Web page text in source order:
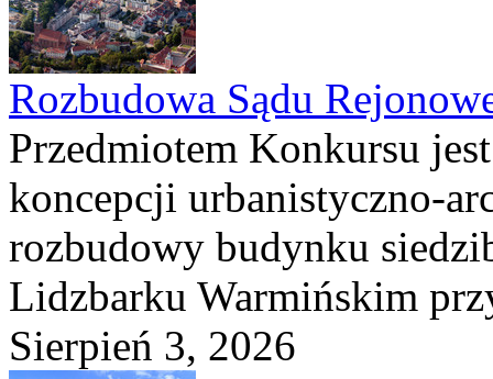
Rozbudowa Sądu
Przedmiotem Konkursu
koncepcji urbanistyczno-
rozbudowy budynku
Lidzbarku Warmińskim
Sierpień 3, 2026